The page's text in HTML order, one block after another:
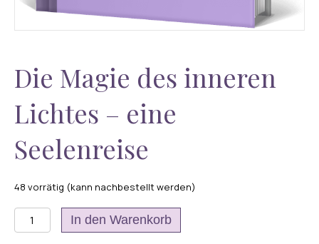
Die Magie des inneren
Lichtes – eine
Seelenreise
48 vorrätig (kann nachbestellt werden)
Die
Magie
In den Warenkorb